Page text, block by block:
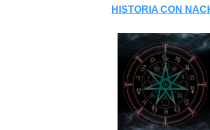
HISTORIA CON